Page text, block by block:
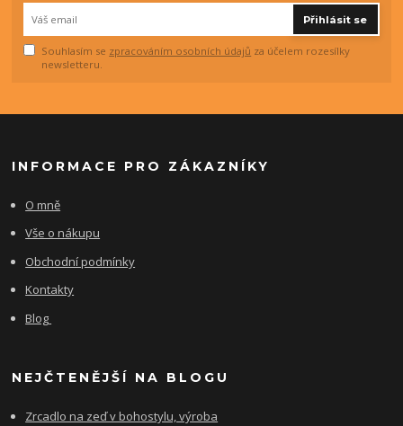
Přihlásit se
Souhlasím se zpracováním osobních údajů za účelem rozesílky
newsletteru.
INFORMACE PRO ZÁKAZNÍKY
O mně
Vše o nákupu
Obchodní podmínky
Kontakty
Blog
NEJČTENĚJŠÍ NA BLOGU
Zrcadlo na zeď v bohostylu, výroba